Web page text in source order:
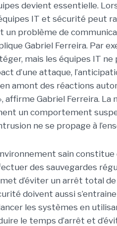
devient essentielle.
IT et sécurité peut
un problème de
Gabriel Ferreira. Par
mais les équipes IT ne
d’une attaque,
amont des réactions
affirme Gabriel Ferreira. La
un comportement
ne se propage à
sain
des sauvegardes
d’éviter un arrêt total de
doivent aussi
les systèmes en
le temps d’arrêt et